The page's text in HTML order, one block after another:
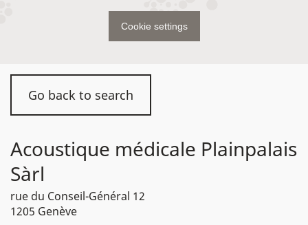
Go back to search
Acoustique médicale Plainpalais
Sàrl
rue du Conseil-Général 12
1205 Genève
Cookie settings